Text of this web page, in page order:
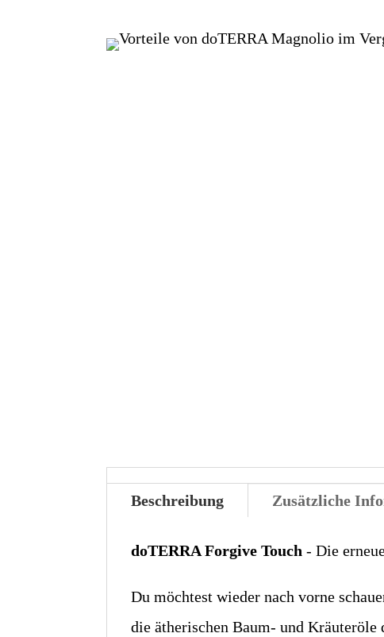
Beschreibung Zusätzliche
doTERRA Forgive Touch - Die
Du möchtest wieder nach vorne
die ätherischen Baum- und